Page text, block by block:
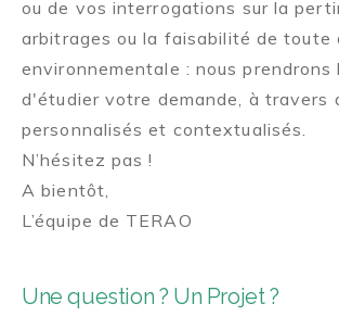
Une question ? Un Projet ?
ou de vos interrogations sur la
arbitrages ou la faisabilité de toute
environnementale : nous prendrons
d'étudier votre demande, à travers
personnalisés et contextualisés.
N’hésitez pas !
A bientôt,
L’équipe de TERAO